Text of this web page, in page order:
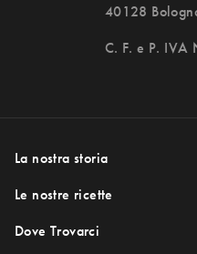
40128
C. F. e P.
La nostra storia
Le nostre ricette
Dove Trovarci